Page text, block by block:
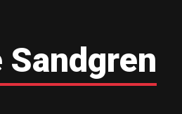
Sandgren